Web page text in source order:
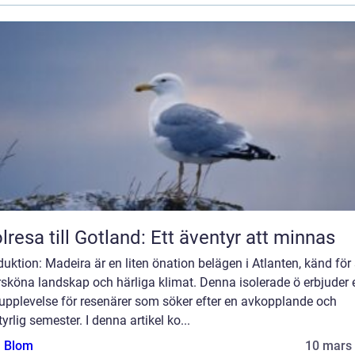
till Gotland: Ett äventyr att minnas
Madeira är en liten önation belägen i Atlanten, känd för
landskap och härliga klimat. Denna isolerade ö erbjuder
för resenärer som söker efter en avkopplande och
semester. I denna artikel ko...
Blom
10 mars